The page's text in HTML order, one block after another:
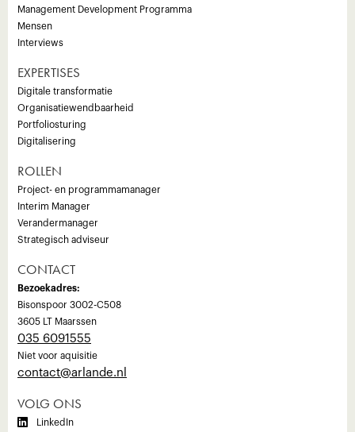
Management Development Programma
Mensen
Interviews
EXPERTISES
Digitale transformatie
Organisatiewendbaarheid
Portfoliosturing
Digitalisering
ROLLEN
Project- en programmamanager
Interim Manager
Verandermanager
Strategisch adviseur
CONTACT
Bezoekadres:
Bisonspoor 3002-C508
3605 LT Maarssen
035 6091555
Niet voor aquisitie
‍contact@arlande.nl
VOLG ONS
 LinkedIn